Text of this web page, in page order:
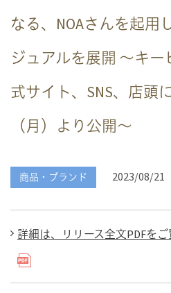
なる、NOAさんを起用
ジュアルを展開 ～キ
式サイト、SNS、店頭
（月）より公開～
商品・ブランド 2023/08/21
詳細は、リリース全文PDFを